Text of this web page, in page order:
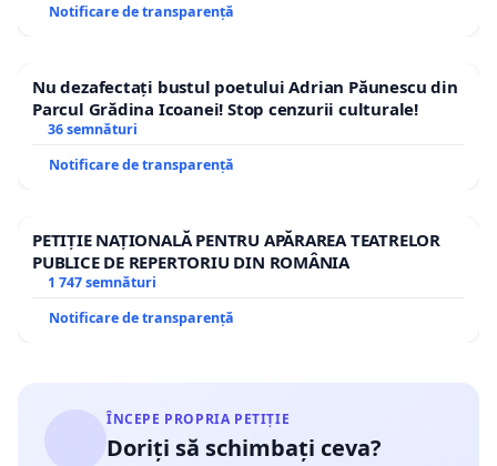
Notificare de transparență
Nu dezafectați bustul poetului Adrian Păunescu din
Parcul Grădina Icoanei! Stop cenzurii culturale!
36 semnături
Notificare de transparență
PETIȚIE NAȚIONALĂ PENTRU APĂRAREA TEATRELOR
PUBLICE DE REPERTORIU DIN ROMÂNIA
1 747 semnături
Notificare de transparență
ÎNCEPE PROPRIA PETIȚIE
Doriți să schimbați ceva?